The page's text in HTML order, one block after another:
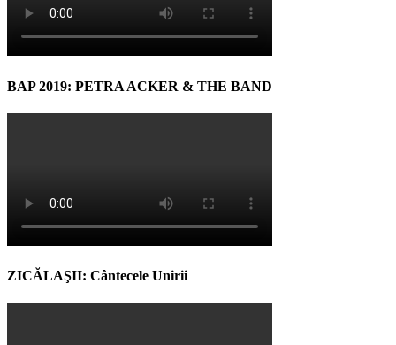
BAP 2019: PETRA ACKER & THE BAND
ZICĂLAŞII: Cântecele Unirii